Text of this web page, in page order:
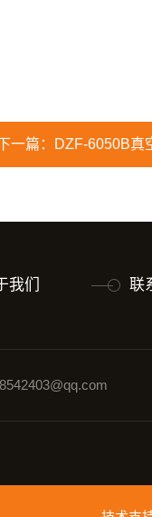
一篇： DZF-6050B真
我们 联